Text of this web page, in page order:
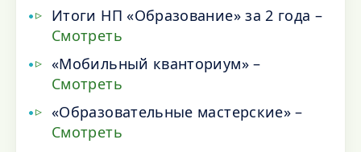
Итоги НП «Образование» за 2 года –
Смотреть
«Мобильный кванториум» –
Смотреть
«Образовательные мастерские» –
Смотреть